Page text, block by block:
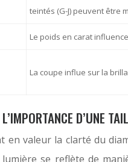
teintés (G-J) peuvent être
Le poids en carat
La coupe influe sur la
D’UNE
en valeur la clarté du
se reflète de